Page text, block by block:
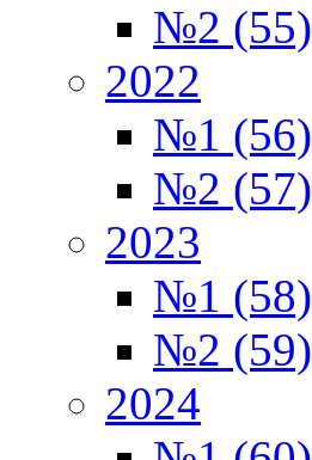
№2 (55)
2022
№1 (56)
№2 (57)
2023
№1 (58)
№2 (59)
2024